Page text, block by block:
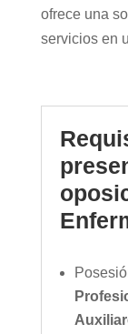
ofrece una
servicios en